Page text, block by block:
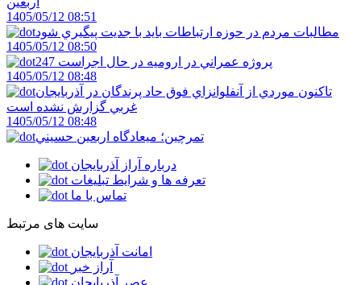
1405/05/12 08:51
مطالبات مردم در حوزه ارتباطات بايد با جديت پيگيري شود
1405/05/12 08:50
247 پروژه عمراني در اروميه در حال اجراست
1405/05/12 08:48
تاکنون موردي از آنفلوانزاي فوق حاد پرندگان در آذربايجان
غربي گزارش نشده است
1405/05/12 08:48
تمرچين؛ ميعادگاه اربعين حسيني
درباره آراز آذربایجان
تعرفه ها و شرایط تبلیغات
تماس با ما
سایت های مرتبط
امانت آذربایجان
آراز خبر
عصر آذربایجان